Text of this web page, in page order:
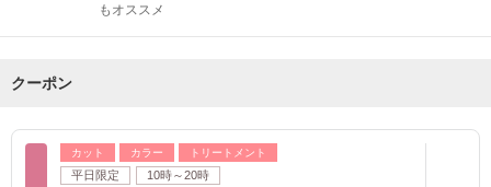
もオススメ
クーポン
カット カラー トリートメント
平日限定 10時～20時